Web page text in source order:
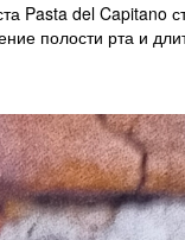
Pasta del Capitano
полости рта и